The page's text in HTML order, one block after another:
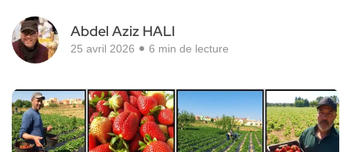
Abdel Aziz HALI
25 avril 2026 6 min de lecture